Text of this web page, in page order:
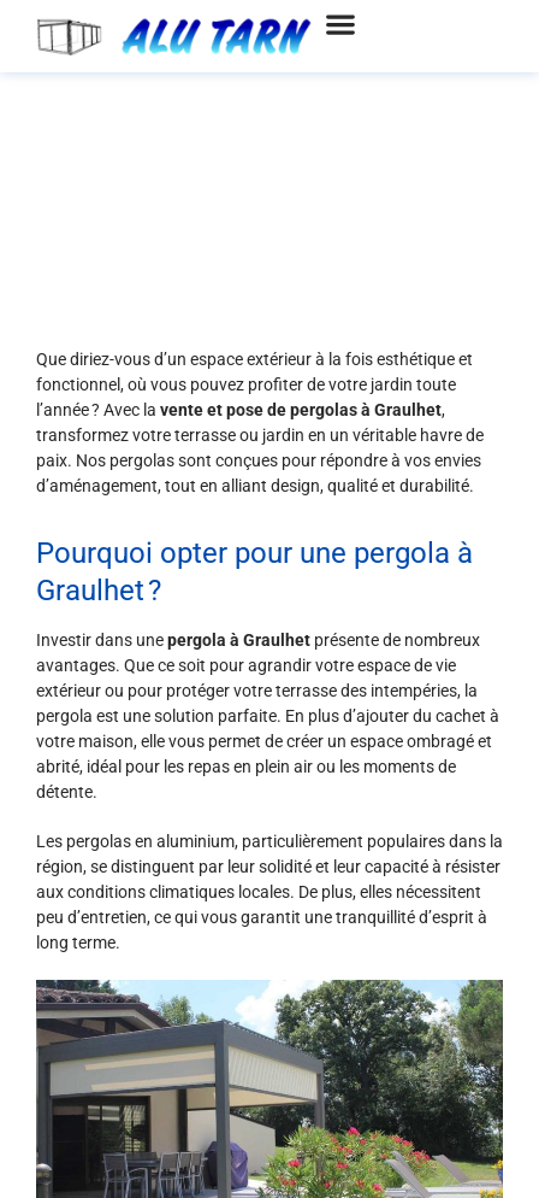
Que diriez-vous d’un espace extérieur à la fois esthétique et
fonctionnel, où vous pouvez profiter de votre jardin toute
l’année ? Avec la vente et pose de pergolas à Graulhet,
transformez votre terrasse ou jardin en un véritable havre de
paix. Nos pergolas sont conçues pour répondre à vos envies
d’aménagement, tout en alliant design, qualité et durabilité.
Pourquoi opter pour une pergola à
Graulhet ?
Investir dans unepergola à Graulhet présente de nombreux
avantages. Que ce soit pour agrandir votre espace de vie
extérieur ou pour protéger votre terrasse des intempéries, la
pergola est une solution parfaite. En plus d’ajouter du cachet à
votre maison, elle vous permet de créer un espace ombragé et
abrité, idéal pour les repas en plein air ou les moments de
détente.
Les pergolas en aluminium, particulièrement populaires dans la
région, se distinguent par leur solidité et leur capacité à résister
aux conditions climatiques locales. De plus, elles nécessitent
peu d’entretien, ce qui vous garantit une tranquillité d’esprit à
long terme.